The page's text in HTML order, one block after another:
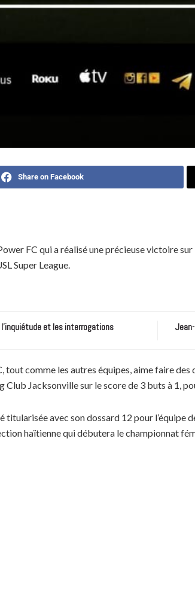
Share on Facebook
FC qui a réalisé une précieuse victoire
Super League.
et les interrogations
tout comme les autres équipes, aime faire
Club Jacksonville sur le score de 3 buts à 1,
titularisée avec son dossard 12 pour l’équipe
haïtienne qui débutera le championnat